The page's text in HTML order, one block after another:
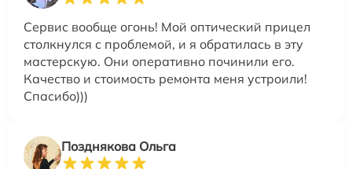
Сервис вообще огонь! Мой оптический прицел
столкнулся с проблемой, и я обратилась в эту
мастерскую. Они оперативно починили его.
Качество и стоимость ремонта меня устроили!
Спасибо)))
Позднякова Ольга